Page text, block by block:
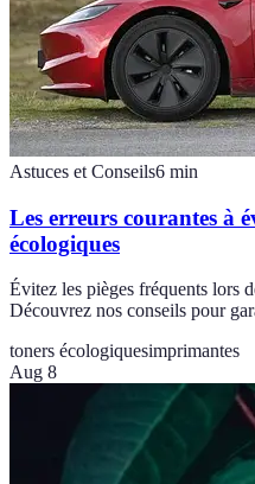
Astuces et Conseils6 min
Les erreurs courantes à
écologiques
Évitez les pièges fréquents lors
Découvrez nos conseils pour
toners écologiquesimprimantes
Aug 8